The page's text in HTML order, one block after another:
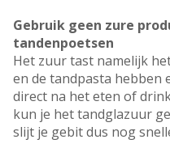
Gebruik geen zure
tandenpoetsen
Het zuur tast namelijk
en de tandpasta hebben
direct na het eten of
kun je het tandglazuur
slijt je gebit dus nog